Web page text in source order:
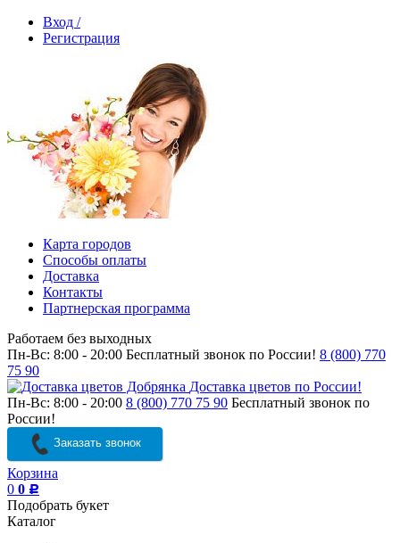
Вход /
Регистрация
Карта городов
Способы оплаты
Доставка
Контакты
Партнерская программа
Работаем без выходных
Пн-Вс: 8:00 - 20:00 Бесплатный звонок по России! 8 (800) 770
75 90
Доставка цветов по России!
Пн-Вс: 8:00 - 20:00 8 (800) 770 75 90 Бесплатный звонок по
России!
Заказать звонок
Корзина
0 0 Р
Подобрать букет
Каталог